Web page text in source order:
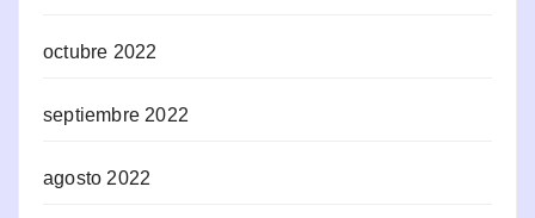
octubre 2022
septiembre 2022
agosto 2022